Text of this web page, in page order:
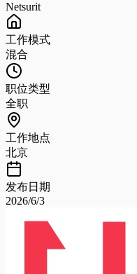
Netsurit
工作模式
混合
职位类型
全职
工作地点
北京
发布日期
2026/6/3